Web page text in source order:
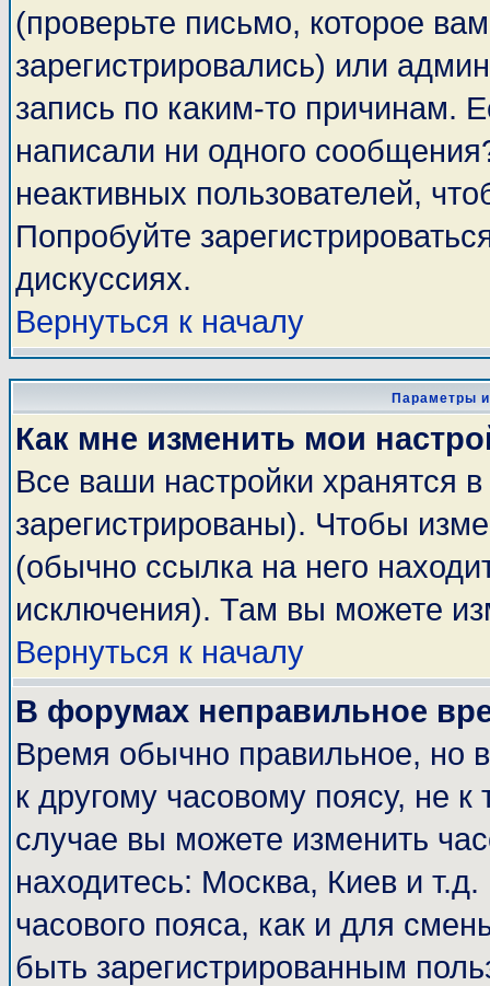
(проверьте письмо, которое
зарегистрировались) или
запись по каким-то причинам.
написали ни одного
неактивных пользователей,
Попробуйте
дискуссиях.
Вернуться к началу
Параметры
Как мне изменить мои
Все ваши настройки хранятся
зарегистрированы). Чтобы
(обычно ссылка на него
исключения). Там вы можете
Вернуться к началу
В форумах неправильное
Время обычно правильное, но
к другому часовому поясу, не
случае вы можете изменить
находитесь: Москва, Киев и
часового пояса, как и для
быть зарегистрированным